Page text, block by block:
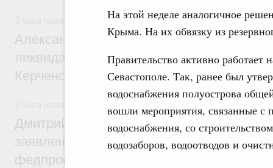
На этой неделе аналогичное
Крыма. На их обвязку из
Правительство активно
Севастополе. Так, ранее был
водоснабжения полуострова
вошли мероприятия, связанные с
водоснабжения, со
водозаборов, водоотводов и
Чрезвычайные ситуации и ликвидация их
Александр Козлов провёл заседание
ликвидации последствий чрезвычайной
Керченском проливе
Дмитрий Чернышенко: Установлен
заявлений от абитуриентов колледжей и
федпроекта «Профессионалитет»